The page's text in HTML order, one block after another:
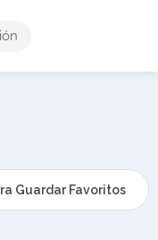
Guardar Favoritos